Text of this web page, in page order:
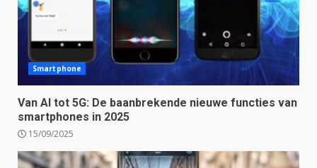
Smartphone
Van AI tot 5G: De baanbrekende nieuwe functies van
smartphones in 2025
15/09/2025